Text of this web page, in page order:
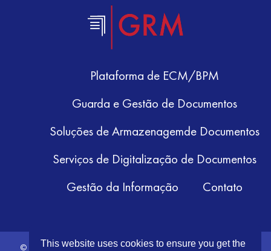
This website uses cookies to ensure you get the
Plataforma de ECM/BPM
Guarda e Gestão de Documentos
Soluções de Armazenagemde Documentos
Serviços de Digitalização de Documentos
Gestão da Informação
Contato
© 2026 GRM Information Management. All Rights Reserved.Terms &